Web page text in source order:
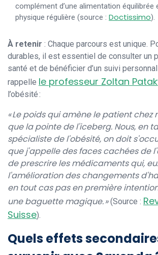
complément d’une alimentation équilibrée
physique régulière (source : Doctissimo).
À retenir : Chaque parcours est unique.
durables, il est essentiel de consulter un
santé et de bénéficier d’un suivi
rappelle le professeur Zoltan
l’obésité :
« Le poids qui amène le patient chez
que la pointe de l'iceberg. Nous, en
spécialiste de l'obésité, on doit
que j'appelle des faces cachées de
de prescrire les médicaments qui,
l'amélioration des changements
en tout cas pas en première
une baguette magique. »(Source :
Suisse).
Quels effets